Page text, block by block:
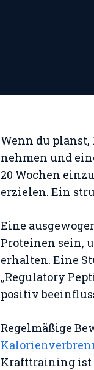
Wenn du
nehmen und
20 Wochen
erzielen. Ein
Eine
Proteinen sein,
erhalten. Eine
„Regulatory
positiv
Regelmäßige
Krafttraining ist